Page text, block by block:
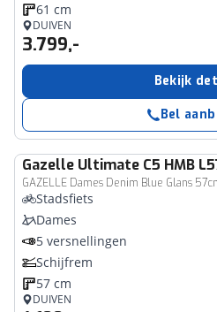
61 cm
DUIVEN
3.799,-
Bekijk
Bel
Gazelle Ultimate C5 HMB
GAZELLE Dames Denim Blue Glans
Stadsfiets
Dames
5 versnellingen
Schijfrem
57 cm
DUIVEN